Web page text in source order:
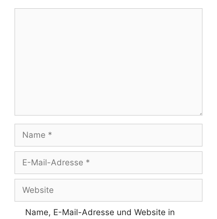
Name
Adresse
Website
Name, E-Mail-Adresse und Website in